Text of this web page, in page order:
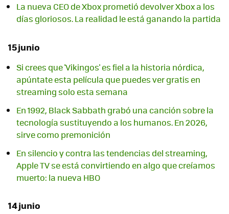
La nueva CEO de Xbox prometió devolver Xbox a los
días gloriosos. La realidad le está ganando la partida
15 junio
Si crees que 'Vikingos' es fiel a la historia nórdica,
apúntate esta película que puedes ver gratis en
streaming solo esta semana
En 1992, Black Sabbath grabó una canción sobre la
tecnología sustituyendo a los humanos. En 2026,
sirve como premonición
En silencio y contra las tendencias del streaming,
Apple TV se está convirtiendo en algo que creíamos
muerto: la nueva HBO
14 junio